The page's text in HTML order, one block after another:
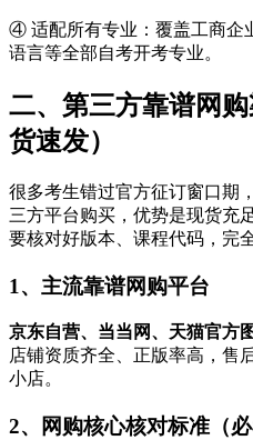
④ 适配所有专业：覆盖工商企
语言等全部自考开考专业。
二、第三方靠谱网
货速发）
很多考生错过官方征订窗口期
三方平台购买，优势是现货充
要核对好版本、课程代码，完
1、主流靠谱网购平台
京东自营、当当网、天猫官方
店铺资质齐全、正版率高，售
小店。
2、网购核心核对标准（必